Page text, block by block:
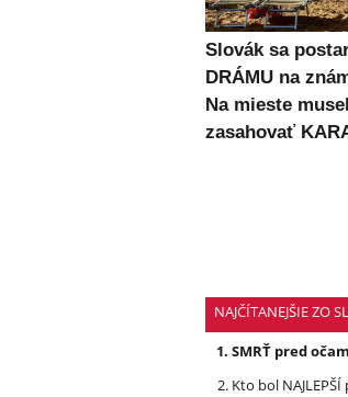
Slovák sa
DRÁMU na
Na mieste
zasahovať
NAJČÍTANEJŠIE ZO
SMRŤ pred
Kto bol